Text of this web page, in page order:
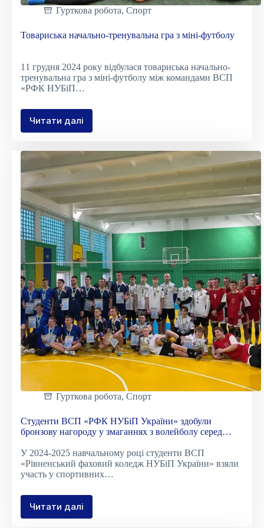
Гурткова робота, Спорт
Товариська начально-тренувальна гра з міні-футболу
11 грудня 2024 року відбулася товариська начально-
тренувальна гра з міні-футболу між командами ВСП
«РФК НУБіП…
Читати далі
Товариська
з
міні-
футболу
Гурткова робота, Спорт
Студенти ВСП «РФК НУБіП України» здобули
бронзову нагороду у змаганнях з волейболу серед
області
У 2024-2025 навчальному році студенти ВСП
«Рівненський фаховий коледж НУБіП України» взяли
участь у спортивних…
Читати далі
Студенти